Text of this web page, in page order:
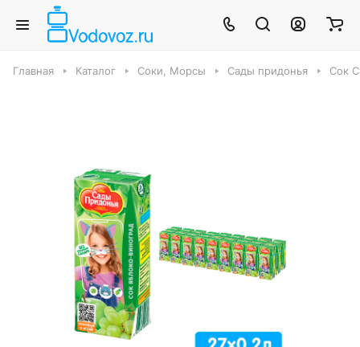
Главная Каталог Соки, Морсы Сады придонья Сок